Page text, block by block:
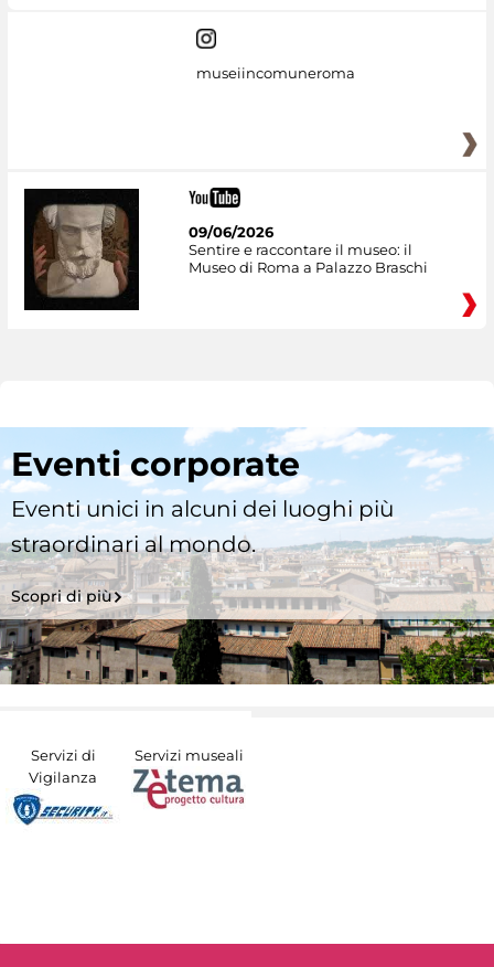
museiincomuneroma
09/06/2026
Sentire e raccontare il museo: il
Museo di Roma a Palazzo Braschi
Eventi corporate
Eventi unici in alcuni dei luoghi più
straordinari al mondo.
Scopri di più
Servizi di
Vigilanza
Servizi museali